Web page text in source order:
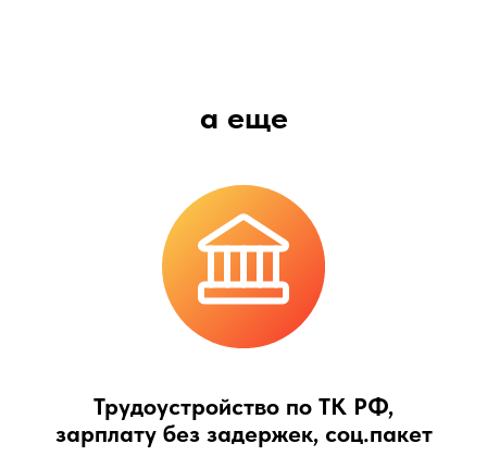
а еще
Трудоустройство по ТК РФ,
зарплату без задержек, соц.пакет